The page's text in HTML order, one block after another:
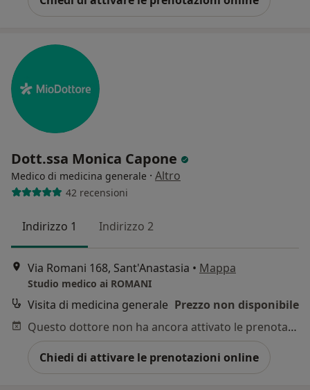
Dott.ssa Monica Capone
Medico di medicina generale · Altro
42 recensioni
Indirizzo 1 Indirizzo 2
Via Romani 168, Sant'Anastasia • Mappa
Studio medico ai ROMANI
Visita di medicina generale Prezzo non disponibile
Questo dottore non ha ancora attivato le prenotazioni online presso questo indirizzo.
Chiedi di attivare le prenotazioni online